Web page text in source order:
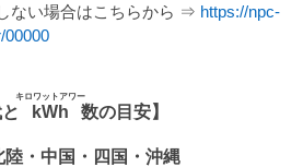
ない場合はこちらから ⇒ https://npc-
00000
kWh
キロワットアワー
数の目安】
・中国・四国・沖縄